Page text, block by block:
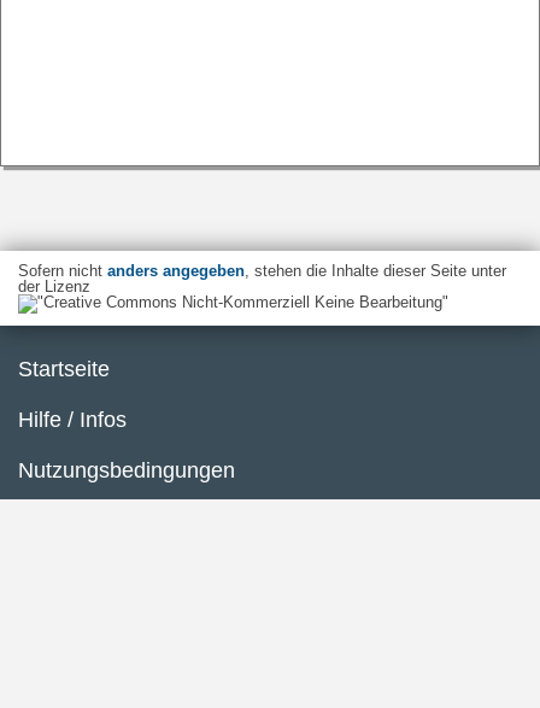
Sofern nicht anders angegeben, stehen die Inhalte dieser Seite unter
der Lizenz
Startseite
Hilfe / Infos
Nutzungsbedingungen